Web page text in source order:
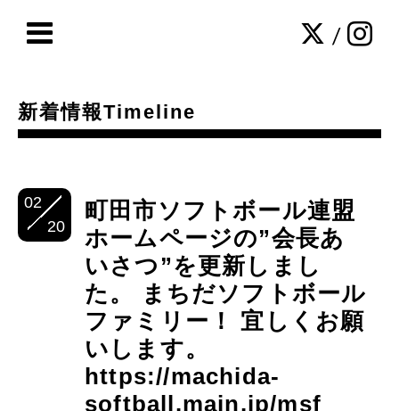
/
新着情報Timeline
02
20
町田市ソフトボール連盟
ホームページの”会長あ
いさつ”を更新しまし
た。 まちだソフトボール
ファミリー！ 宜しくお願
いします。
https://machida-
softball.main.jp/msf